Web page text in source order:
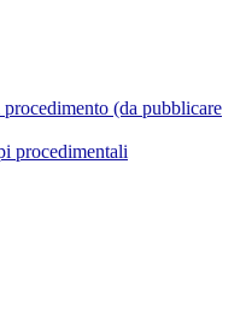
(da pubblicare
procedimentali